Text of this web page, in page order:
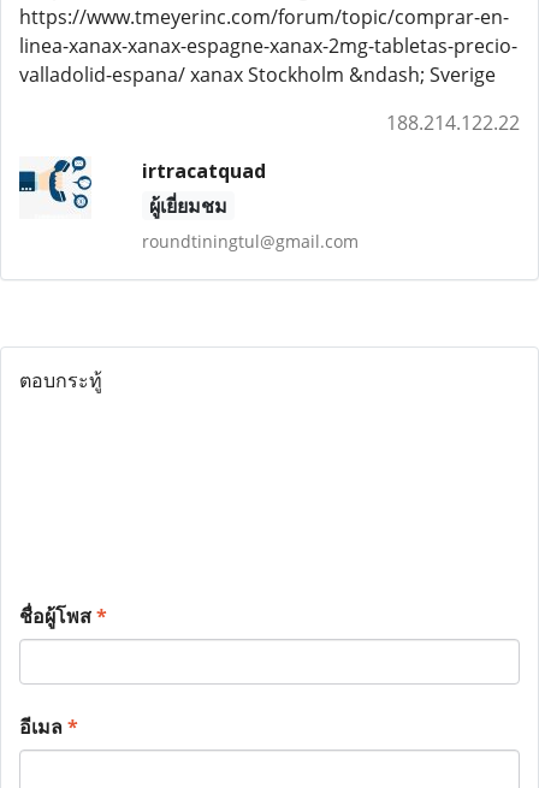
https://www.tmeyerinc.com/forum/topic/comprar-en-
linea-xanax-xanax-espagne-xanax-2mg-tabletas-precio-
valladolid-espana/ xanax Stockholm &ndash; Sverige
188.214.122.22
irtracatquad
ผู้เยี่ยมชม
roundtiningtul@gmail.com
ตอบกระทู้
ชื่อผู้โพส*
อีเมล*